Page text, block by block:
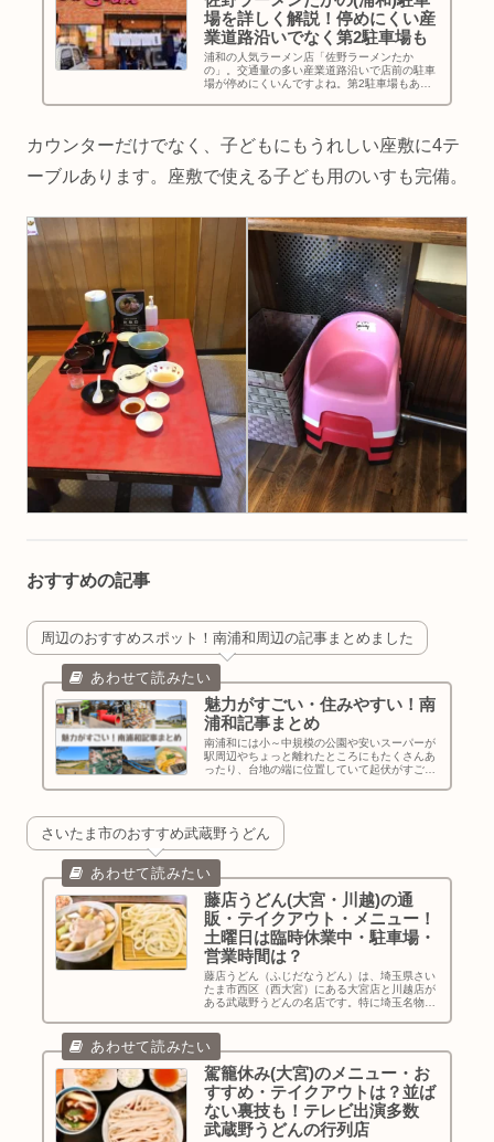
場を詳しく解説！停めにくい産
業道路沿いでなく第2駐車場も
浦和の人気ラーメン店「佐野ラーメンたか
の」。交通量の多い産業道路沿いで店前の駐車
場が停めにくいんですよね。第2駐車場もあり
カウンターだけでなく、子どもにもうれしい座敷に4テ
ーブルあります。座敷で使える子ども用のいすも完備。
おすすめの記事
周辺のおすすめスポット！南浦和周辺の記事まとめました
魅力がすごい・住みやすい！南
浦和記事まとめ
南浦和には小～中規模の公園や安いスーパーが
駅周辺やちょっと離れたところにもたくさんあ
ったり、台地の端に位置していて起伏がすごか
さいたま市のおすすめ武蔵野うどん
藤店うどん(大宮・川越)の通
販・テイクアウト・メニュー！
土曜日は臨時休業中・駐車場・
営業時間は？
藤店うどん（ふじだなうどん）は、埼玉県さい
たま市西区（西大宮）にある大宮店と川越店が
ある武蔵野うどんの名店です。特に埼玉名物
い！さいたま市」（テレビ東京...
駕籠休み(大宮)のメニュー・お
すすめ・テイクアウトは？並ば
ない裏技も！テレビ出演多数
武蔵野うどんの行列店